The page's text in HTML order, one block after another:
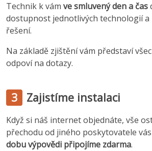
Technik k vám ve smluvený den a čas
dostupnost jednotlivých technologií a
řešení.
Na základě zjištění vám představí
odpoví na dotazy.
3 Zajistíme instalaci
Když si náš internet objednáte, vše
přechodu od jiného poskytovatele
dobu výpovědi připojíme zdarma.